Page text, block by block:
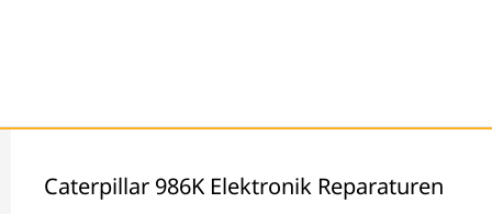
Caterpillar 986K Elektronik Reparaturen